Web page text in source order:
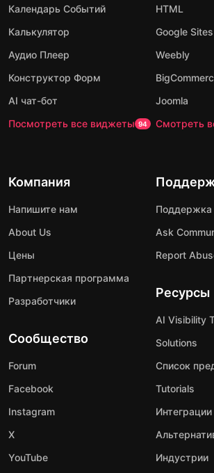
Календарь Событий
Калькулятор
Аудио Плеер
Конструктор Форм
AI чат-бот
Посмотреть все виджеты 94
HTML
Google Sites
Weebly
Joomla
Смотреть
Компания
Напишите нам
About Us
Цены
Партнерская программа
Разработчики
Сообщество
Forum
Facebook
Instagram
X
YouTube
Поддержка
Ask
Report
Ресурсы
AI Visibility
Solutions
Список
Tutorials
Интеграции
Индустрии